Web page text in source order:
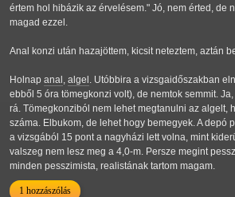
értem hol hibázik az érvelésem." Jó, nem érted, de
magad ezzel.
Anal konzi után hazajöttem, kicsit neteztem, aztán
Holnap anal algel . Utóbbira a vizsgaidőszakban
ebből 5 óra tömegkonzi volt), de nemtok semmit.
rá. Tömegkonziból nem lehet megtanulni az algelt,
száma. Elbukom, de lehet hogy bemegyek. A depó
a vizsgából 15 pont a nagyházi lett volna, mint
valszeg nem lesz meg a 4,0-m. Persze megint
minden pesszimista, realistának tartom magam.
1 hozzászólás